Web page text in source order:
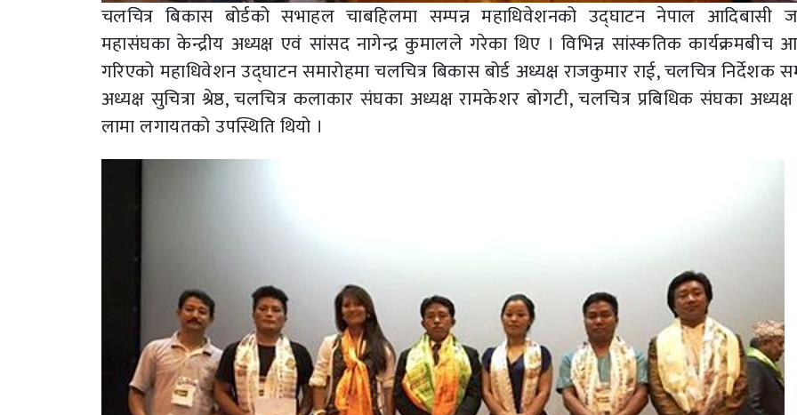
चलचित्र बिकास बोर्डको सभाहल चाबहिलमा सम्पन्न महाधिवेशनको उद्घाटन नेपाल आदिबासी
महासंघका केन्द्रीय अध्यक्ष एवं सांसद नागेन्द्र कुमालले गरेका थिए । विभिन्न सांस्कतिक कार्यक्रमबीच
गरिएको महाधिवेशन उद्घाटन समारोहमा चलचित्र बिकास बोर्ड अध्यक्ष राजकुमार राई, चलचित्र निर्देशक
अध्यक्ष सुचित्रा श्रेष्ठ, चलचित्र कलाकार संघका अध्यक्ष रामकेशर बोगटी, चलचित्र प्रबिधिक संघका
लामा लगायतको उपस्थिति थियो ।